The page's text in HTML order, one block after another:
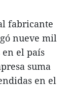
fabricante
nueve mil
en el país
suma
en el